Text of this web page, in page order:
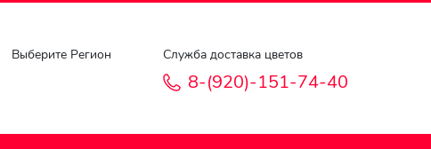
Выберите Регион Служба доставка цветов
8-(920)-151-74-40